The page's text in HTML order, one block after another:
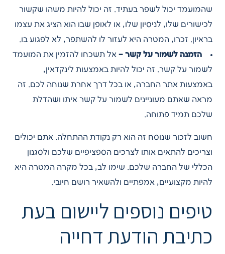
שהמועמד יכול לשפר בעתיד. זה יכול להיות משהו שקשור
לכישורים שלו, לניסיון שלו, או לאופן שבו הוא הציג את עצמו
בראיון. זכרו, המטרה היא לעזור לו להשתפר, לא לפגוע בו.
הזמנה לשמור על קשר – אל תשכחו להזמין את המועמד
לשמור על קשר. זה יכול להיות באמצעות לינקדאין,
באמצעות אתר החברה, או בכל דרך אחרת שנוחה לכם. זה
מראה שאתם מעוניינים לשמור על קשר איתו ושהדלת
שלכם תמיד פתוחה.
חשוב לזכור שנוסח זה הוא רק נקודת ההתחלה. אתם יכולים
וצריכים להתאים אותו לצרכים הספציפיים שלכם ולסגנון
הכללי של החברה שלכם. שימו לב, בכל מקרה המטרה היא
להיות מקצועיים, אמפתיים ולהשאיר רושם חיובי.
טיפים נוספים ליישום בעת
כתיבת הודעת דחייה